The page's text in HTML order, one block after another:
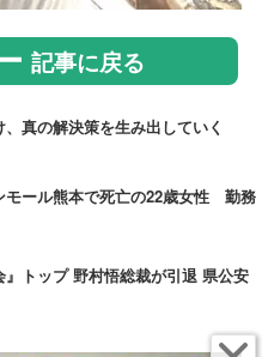
記事に戻る
真の解決策を生み出していく
モール熊本で死亡の22歳女性 勤務
トップ 野村悟総裁が引退 県公安